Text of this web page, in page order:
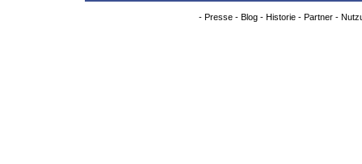
- Presse- Blog- Historie- Partner-